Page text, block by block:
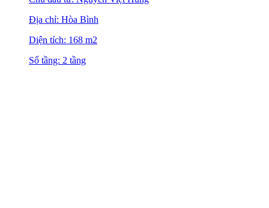
Địa chỉ: Hòa Bình
Diện tích: 168 m2
Số tầng: 2 tầng